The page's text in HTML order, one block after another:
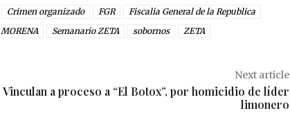
Crimen organizado FGR
Fiscalia General de la Republica
MORENA Semanario ZETA sobornos ZETA
Next article
Vinculan a proceso a “El Botox”, por homicidio de líder
limonero